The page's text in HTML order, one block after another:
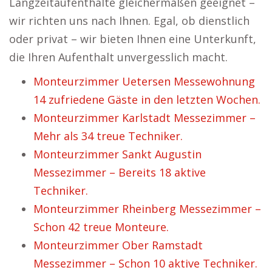
wir richten uns nach Ihnen. Egal, ob dienstlich
oder privat – wir bieten Ihnen eine Unterkunft,
die Ihren Aufenthalt unvergesslich macht.
Monteurzimmer Uetersen Messewohnung
14 zufriedene Gäste in den letzten Wochen.
Monteurzimmer Karlstadt Messezimmer –
Mehr als 34 treue Techniker.
Monteurzimmer Sankt Augustin
Messezimmer – Bereits 18 aktive
Techniker.
Monteurzimmer Rheinberg Messezimmer –
Schon 42 treue Monteure.
Monteurzimmer Ober Ramstadt
Messezimmer – Schon 10 aktive Techniker.